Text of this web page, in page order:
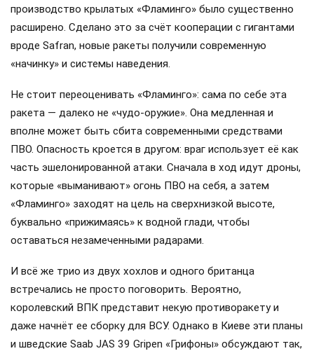
производство крылатых «Фламинго» было существенно
расширено. Сделано это за счёт кооперации с гигантами
вроде Safran, новые ракеты получили современную
«начинку» и системы наведения.
Не стоит переоценивать «Фламинго»: сама по себе эта
ракета — далеко не «чудо-оружие». Она медленная и
вполне может быть сбита современными средствами
ПВО. Опасность кроется в другом: враг использует её как
часть эшелонированной атаки. Сначала в ход идут дроны,
которые «выманивают» огонь ПВО на себя, а затем
«Фламинго» заходят на цель на сверхнизкой высоте,
буквально «прижимаясь» к водной глади, чтобы
оставаться незамеченными радарами.
И всё же трио из двух хохлов и одного британца
встречались не просто поговорить. Вероятно,
королевский ВПК представит некую противоракету и
даже начнёт ее сборку для ВСУ. Однако в Киеве эти планы
и шведские Saab JAS 39 Gripen «Грифоны» обсуждают так,